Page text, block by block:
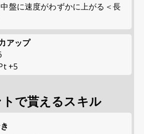
盤に速度がわずかに上がる＜長
アップ
+5
で貰えるスキル